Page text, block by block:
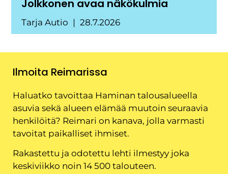
Jolkkonen avaa näkökulmia
Tarja Autio 28.7.2026
Ilmoita Reimarissa
Haluatko tavoittaa Haminan talousalueella
asuvia sekä alueen elämää muutoin seuraavia
henkilöitä? Reimari on kanava, jolla varmasti
tavoitat paikalliset ihmiset.
Rakastettu ja odotettu lehti ilmestyy joka
keskiviikko noin 14 500 talouteen.